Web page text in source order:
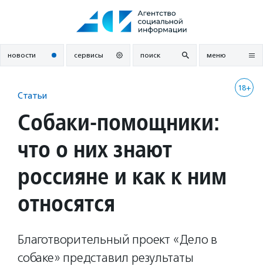
новости сервисы поиск меню
18+
Статьи
Собаки-помощники:
что о них знают
россияне и как к ним
относятся
Благотворительный проект «Дело в
собаке» представил результаты